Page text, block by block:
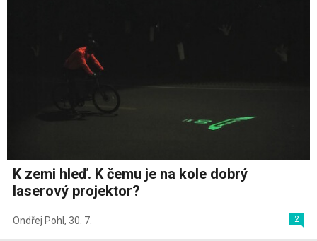
K zemi hleď. K čemu je na kole dobrý
laserový projektor?
2
Ondřej Pohl , 30. 7.